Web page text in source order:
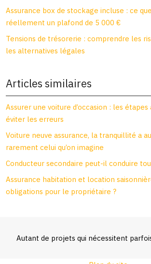
Assurance box de stockage incluse : ce
réellement un plafond de 5 000 €
Tensions de trésorerie : comprendre les
les alternatives légales
Articles similaires
Assurer une voiture d’occasion : les étapes
éviter les erreurs
Voiture neuve assurance, la tranquillité a
rarement celui qu’on imagine
Conducteur secondaire peut-il conduire
Assurance habitation et location
obligations pour le propriétaire ?
Autant de projets qui nécessitent